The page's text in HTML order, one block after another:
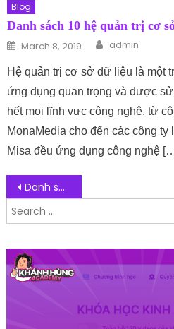
Blog
Danh sách 10 hệ quản trị cơ
Posted on
March 8, 2019 Author
admin
Hệ quản trị cơ sở dữ liệu là một
ứng dụng quan trọng và được
hết mọi lĩnh vực công nghệ, từ
MonaMedia cho đến các công
Misa đều ứng dụng công nghệ
Post navigation
Danh sách 10 đơn vị cung cấp dịch vụ Email cho doanh nghiệp chất lượng hiện nay
Search for: